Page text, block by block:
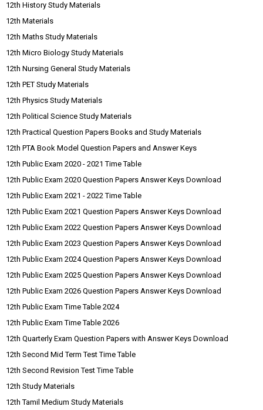
12th History Study Materials
12th Materials
12th Maths Study Materials
12th Micro Biology Study Materials
12th Nursing General Study Materials
12th PET Study Materials
12th Physics Study Materials
12th Political Science Study Materials
12th Practical Question Papers Books and Study Materials
12th PTA Book Model Question Papers and Answer Keys
12th Public Exam 2020 - 2021 Time Table
12th Public Exam 2020 Question Papers Answer Keys Download
12th Public Exam 2021 - 2022 Time Table
12th Public Exam 2021 Question Papers Answer Keys Download
12th Public Exam 2022 Question Papers Answer Keys Download
12th Public Exam 2023 Question Papers Answer Keys Download
12th Public Exam 2024 Question Papers Answer Keys Download
12th Public Exam 2025 Question Papers Answer Keys Download
12th Public Exam 2026 Question Papers Answer Keys Download
12th Public Exam Time Table 2024
12th Public Exam Time Table 2026
12th Quarterly Exam Question Papers with Answer Keys Download
12th Second Mid Term Test Time Table
12th Second Revision Test Time Table
12th Study Materials
12th Tamil Medium Study Materials